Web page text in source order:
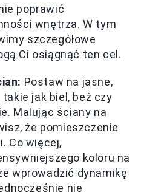
poprawić
wnętrza. W tym
szczegółowe
Ci osiągnąć ten cel.
Postaw na jasne,
jak biel, beż czy
Malując ściany na
że pomieszczenie
Co więcej,
koloru na
wprowadzić dynamikę
nie